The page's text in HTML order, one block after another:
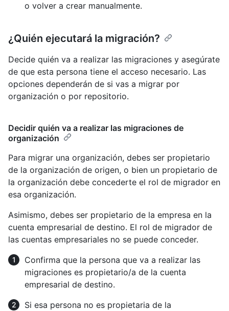
o volver a crear manualmente.
¿Quién ejecutará la migración?
Decide quién va a realizar las migraciones y asegúrate
de que esta persona tiene el acceso necesario. Las
opciones dependerán de si vas a migrar por
organización o por repositorio.
Decidir quién va a realizar las migraciones de
organización
Para migrar una organización, debes ser propietario
de la organización de origen, o bien un propietario de
la organización debe concederte el rol de migrador en
esa organización.
Asimismo, debes ser propietario de la empresa en la
cuenta empresarial de destino. El rol de migrador de
las cuentas empresariales no se puede conceder.
Confirma que la persona que va a realizar las
migraciones es propietario/a de la cuenta
empresarial de destino.
Si esa persona no es propietaria de la